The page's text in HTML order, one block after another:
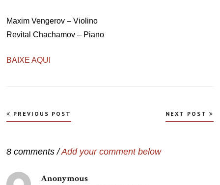
Maxim Vengerov – Violino
Revital Chachamov – Piano
BAIXE AQUI
Navegação
de
PREVIOUS POST NEXT POST
8 comments /Add your comment below
Anonymous